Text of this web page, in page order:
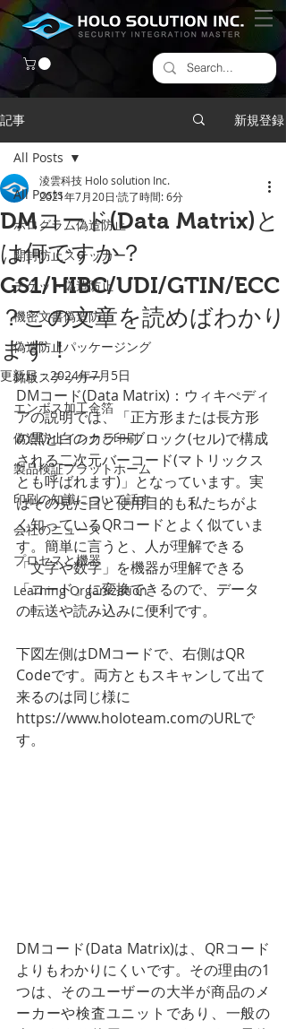
記事 新規登録
All Posts
ホログラム偽造防止
開封防止ステッカー
チケット偽造防止
機密文書偽造防止
偽造防止パッケージング
銘板ステッカー
エンボス加工金箔
偽造防止インクと印刷
製品検証プラットホーム
印刷の知識について話す
会社のニュース
プロセスと機器
Learning Organization
All Posts
DMコード(Data Matrix)と
は何ですか？
GS1/HIBC/UDI/GTIN/ECC
？この文章を読めばわかり
ます！
淩雲科技 Holo solution Inc.
2021年7月20日 読了時間: 6分
更新日：2024年7月5日
DMコード(Data Matrix)：ウィキぺディ
アの説明では、「正方形または長方形
の黒と白のカラーブロック(セル)で構成
される二次元バーコード(マトリックス
とも呼ばれます)」となっています。実
はその見た目と使用目的も私たちがよ
く知っているQRコードとよく似ていま
す。簡単に言うと、人が理解できる
「文字や数字」を機器が理解できる
「コード」に変換できるので、データ
の転送や読み込みに便利です。
下図左側はDMコードで、右側はQR
Codeです。両方ともスキャンして出て
来るのは同じ様に
https://www.holoteam.comのURLで
す。
DMコード(Data Matrix)は、QRコード
よりもわかりにくいです。その理由の1
つは、そのユーザーの大半が商品のメ
ーカーや検査ユニットであり、一般の